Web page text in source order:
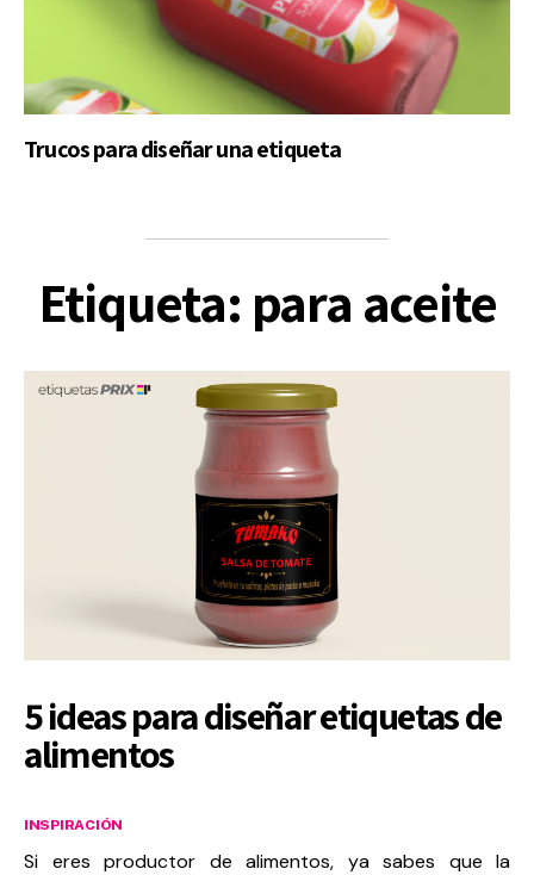
Etiqueta: para aceite
5 ideas para diseñar etiquetas de
alimentos
INSPIRACIÓN
Si eres productor de alimentos, ya sabes que la
Trucos para diseñar una etiqueta